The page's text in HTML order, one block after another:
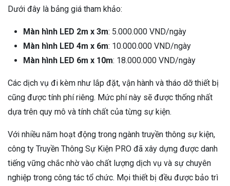
Dưới đây là bảng giá tham khảo:
Màn hình LED 2m x 3m: 5.000.000 VND/ngày
Màn hình LED 4m x 6m: 10.000.000 VND/ngày
Màn hình LED 6m x 10m: 18.000.000 VND/ngày
Các dịch vụ đi kèm như lắp đặt, vận hành và tháo dỡ thiết bị
cũng được tính phí riêng. Mức phí này sẽ được thống nhất
dựa trên quy mô và tính chất của từng sự kiện.
Với nhiều năm hoạt động trong ngành truyền thông sự kiện,
công ty Truyền Thông Sự Kiện PRO đã xây dựng được danh
tiếng vững chắc nhờ vào chất lượng dịch vụ và sự chuyên
nghiệp trong công tác tổ chức. Mọi thiết bị đều được bảo trì